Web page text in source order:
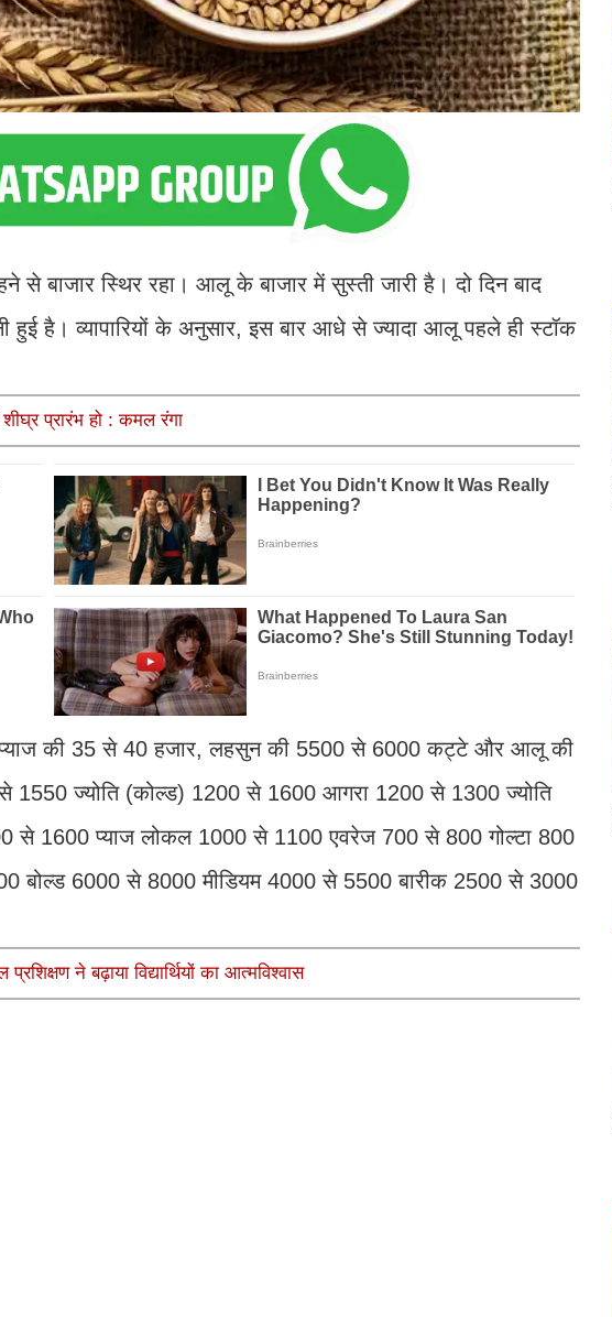
बाजार स्थिर रहा। आलू के बाजार में सुस्ती जारी है। दो दिन बाद
है। व्यापारियों के अनुसार, इस बार आधे से ज्यादा आलू पहले ही स्टॉक
शीघ्र प्रारंभ हो : कमल रंगा
की 35 से 40 हजार, लहसुन की 5500 से 6000 कट्टे और आलू की
ज्योति (कोल्ड) 1200 से 1600 आगरा 1200 से 1300 ज्योति
से 1600 प्याज लोकल 1000 से 1100 एवरेज 700 से 800 गोल्टा 800
बोल्ड 6000 से 8000 मीडियम 4000 से 5500 बारीक 2500 से 3000
ने बढ़ाया विद्यार्थियों का आत्मविश्वास